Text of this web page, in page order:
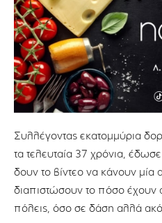
Συλλέγοντας εκατομμύρια
τα τελευταία 37 χρόνια,
δουν το βίντεο να κάνουν
διαπιστώσουν το πόσο έχουν
πόλεις, όσο σε δάση αλλά